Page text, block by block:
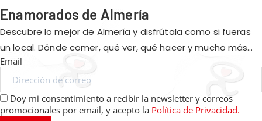
Enamorados de Almería
Descubre lo mejor de Almería y disfrútala como si fueras
un local. Dónde comer, qué ver, qué hacer y mucho más…
Email
Doy mi consentimiento a recibir la newsletter y correos
promocionales por email, y acepto la Política de Privacidad.